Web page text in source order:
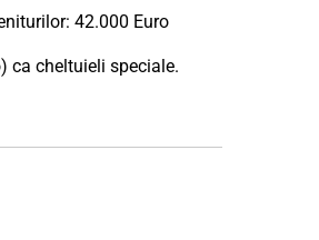
42.000 Euro
ca cheltuieli speciale.